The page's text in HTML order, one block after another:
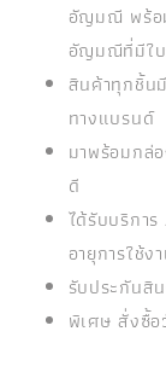
อัญมณี พร้อม
อัญมณีที่มีใบ
สินค้าทุกชิ้น
ทางแบรนด์
มาพร้อมกล่
ดี
ได้รับบริกา
อายุการใช้ง
รับประกันสิ
พิเศษ สั่งซื้